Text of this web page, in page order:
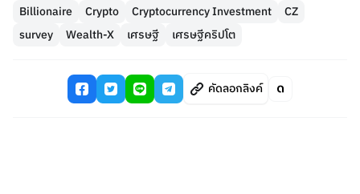
Billionaire
Crypto Cryptocurrency Investment
CZ
survey
Wealth-X เศรษฐี เศรษฐีคริปโต
คัดลอกลิงค์